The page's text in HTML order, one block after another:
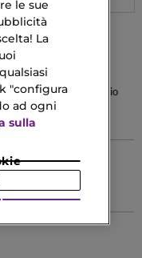
Eau
Acqua Di Gio
Di
Olio Corpo
Secca
le sue
La
"configura
ad ogni
sulla